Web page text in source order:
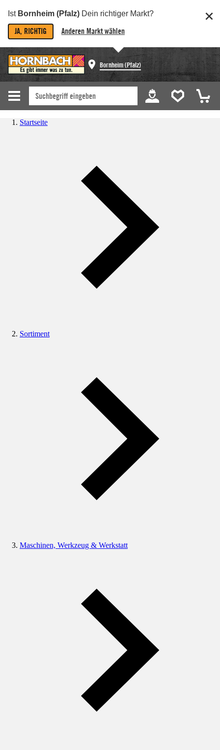
Ist Bornheim (Pfalz) Dein richtiger Markt?
JA, RICHTIG Anderen Markt wählen
Bornheim (Pfalz)
Startseite
Sortiment
Maschinen, Werkzeug & Werkstatt